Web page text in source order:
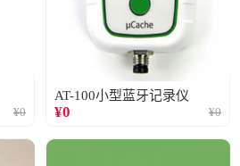
¥0
AT-100小型蓝牙记录仪
¥0 ¥0